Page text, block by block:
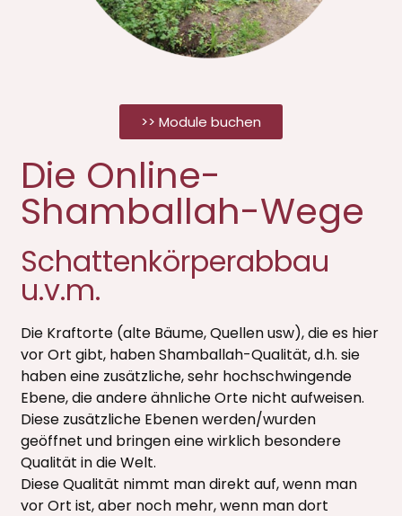
>> Module buchen
Die Online-
Shamballah-Wege
Schattenkörperabbau
u.v.m.
Die Kraftorte (alte Bäume, Quellen usw), die es hier
vor Ort gibt, haben Shamballah-Qualität, d.h. sie
haben eine zusätzliche, sehr hochschwingende
Ebene, die andere ähnliche Orte nicht aufweisen.
Diese zusätzliche Ebenen werden/wurden
geöffnet und bringen eine wirklich besondere
Qualität in die Welt.
Diese Qualität nimmt man direkt auf, wenn man
vor Ort ist, aber noch mehr, wenn man dort